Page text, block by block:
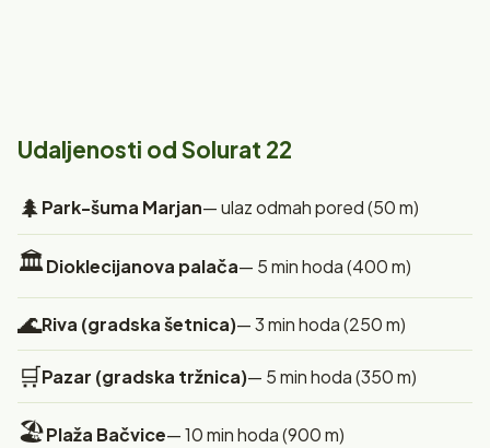
Udaljenosti od Solurat 22
🌲Park-šuma Marjan— ulaz odmah pored (50 m)
🏛️Dioklecijanova palača— 5 min hoda (400 m)
🌊Riva (gradska šetnica)— 3 min hoda (250 m)
🛒Pazar (gradska tržnica)— 5 min hoda (350 m)
🏖️Plaža Bačvice— 10 min hoda (900 m)